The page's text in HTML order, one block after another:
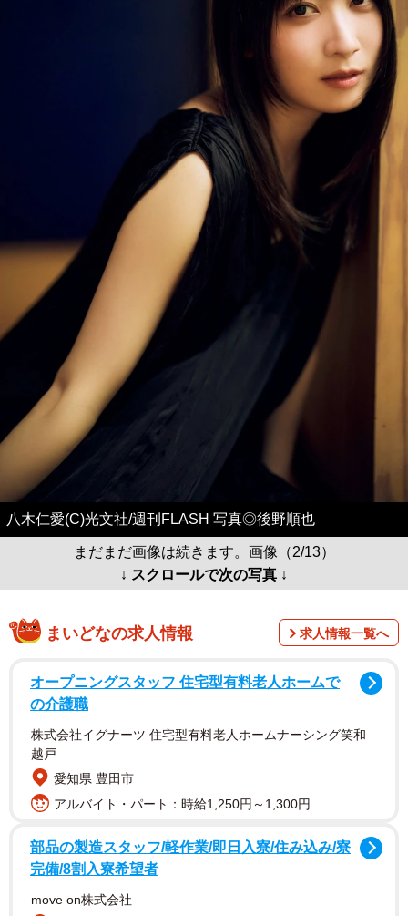
八木仁愛(C)光文社/週刊FLASH 写真◎後野順也
まだまだ画像は続きます。画像（2/13）
↓ スクロールで次の写真 ↓
まいどなの求人情報 求人情報一覧へ
オープニングスタッフ 住宅型有料老人ホームで
の介護職
株式会社イグナーツ 住宅型有料老人ホームナーシング笑和
越戸
愛知県 豊田市
アルバイト・パート：時給1,250円～1,300円
部品の製造スタッフ/軽作業/即日入寮/住み込み/寮
完備/8割入寮希望者
move on株式会社